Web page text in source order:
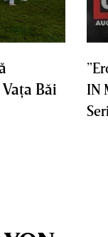
Băi
IN